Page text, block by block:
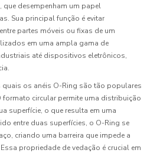
desempenham um papel
Sua principal função é evitar
partes móveis ou fixas de um
em uma ampla gama de
até dispositivos eletrônicos,
os anéis O-Ring são tão populares
circular permite uma distribuição
superfície, o que resulta em uma
entre duas superfícies, o O-Ring se
criando uma barreira que impede a
propriedade de vedação é crucial em